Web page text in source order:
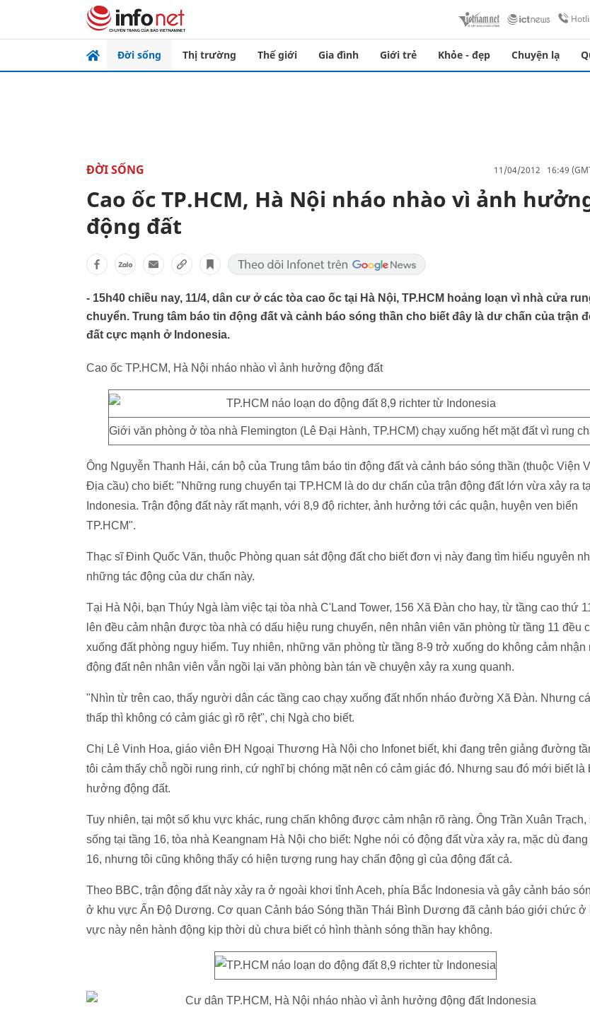
Đời sống Thị trường Thế giới Gia đình Giới trẻ Khỏe - đẹp Chuyện lạ
ĐỜI SỐNG 11/04/2012 16:49
Cao ốc TP.HCM, Hà Nội nháo nhào vì ảnh
động đất
- 15h40 chiều nay, 11/4, dân cư ở các tòa cao ốc tại Hà Nội, TP.HCM hoảng loạn vì nhà cửa
chuyển. Trung tâm báo tin động đất và cảnh báo sóng thần cho biết đây là dư chấn của trận
đất cực mạnh ở Indonesia.
Cao ốc TP.HCM, Hà Nội nháo nhào vì ảnh hưởng động đất
Giới văn phòng ở tòa nhà Flemington (Lê Đại Hành, TP.HCM) chạy xuống hết mặt đất vì rung
Ông Nguyễn Thanh Hải, cán bộ của Trung tâm báo tin động đất và cảnh báo sóng thần (thuộc Viện
Địa cầu) cho biết: "Những rung chuyển tại TP.HCM là do dư chấn của trận động đất lớn vừa xảy ra
Indonesia. Trận động đất này rất mạnh, với 8,9 độ richter, ảnh hưởng tới các quận, huyện ven biển
TP.HCM".
Thạc sĩ Đinh Quốc Văn, thuộc Phòng quan sát động đất cho biết đơn vị này đang tìm hiểu nguyên
những tác động của dư chấn này.
Tại Hà Nội, bạn Thúy Ngà làm việc tại tòa nhà C'Land Tower, 156 Xã Đàn cho hay, từ tầng cao thứ
lên đều cảm nhận được tòa nhà có dấu hiệu rung chuyển, nên nhân viên văn phòng từ tầng 11 đều
xuống đất phòng nguy hiểm. Tuy nhiên, những văn phòng từ tầng 8-9 trở xuống do không cảm nhận
động đất nên nhân viên vẫn ngồi lại văn phòng bàn tán về chuyện xảy ra xung quanh.
"Nhìn từ trên cao, thấy người dân các tầng cao chạy xuống đất nhốn nháo đường Xã Đàn. Nhưng
thấp thì không có cảm giác gì rõ rệt", chị Ngà cho biết.
Chị Lê Vinh Hoa, giáo viên ĐH Ngoại Thương Hà Nội cho Infonet biết, khi đang trên giảng đường
tôi cảm thấy chỗ ngồi rung rinh, cứ nghĩ bị chóng mặt nên có cảm giác đó. Nhưng sau đó mới biết là
hưởng động đất.
Tuy nhiên, tại một số khu vực khác, rung chấn không được cảm nhận rõ ràng. Ông Trần Xuân Trạch,
sống tại tầng 16, tòa nhà Keangnam Hà Nội cho biết: Nghe nói có động đất vừa xảy ra, mặc dù
16, nhưng tôi cũng không thấy có hiện tượng rung hay chấn động gì của động đất cả.
Theo BBC, trận động đất này xảy ra ở ngoài khơi tỉnh Aceh, phía Bắc Indonesia và gây cảnh báo
ở khu vực Ấn Độ Dương. Cơ quan Cảnh báo Sóng thần Thái Bình Dương đã cảnh báo giới chức ở
vực này nên hành động kịp thời dù chưa biết có hình thành sóng thần hay không.